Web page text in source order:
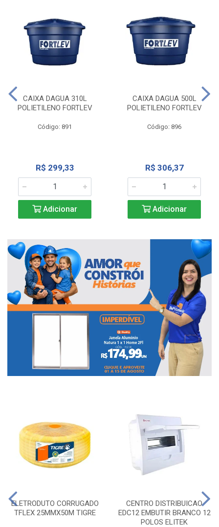
CAIXA DAGUA 310L
POLIETILENO FORTLEV
Código: 891
R$ 299,33
Adicionar
CAIXA DAGUA 500L
POLIETILENO FORTLEV
Código: 896
R$ 306,37
Adicionar
ELETRODUTO CORRUGADO
TFLEX 25MMX50M TIGRE
CENTRO DISTRIBUICAO
EDC12 EMBUTIR BRANCO 12
POLOS ELITEK